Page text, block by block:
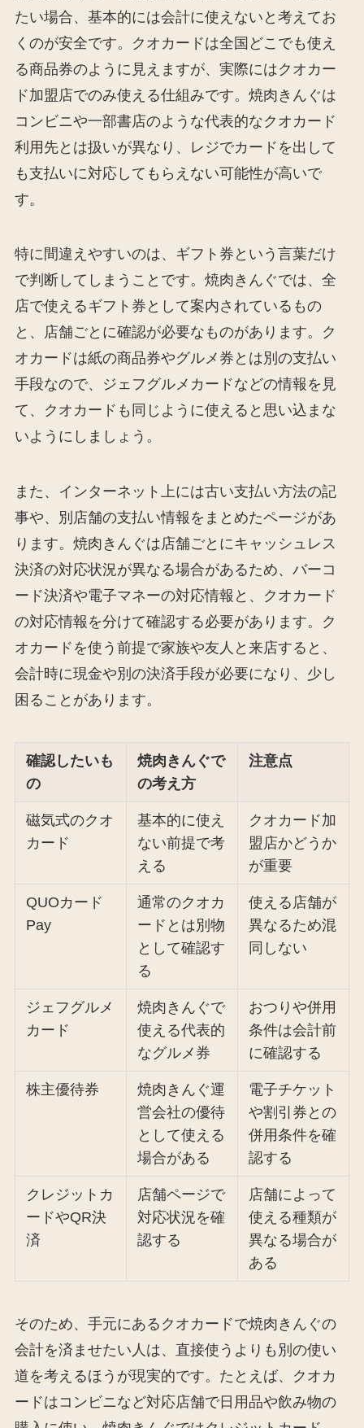
たい場合、基本的には会計に使えないと考えてお
くのが安全です。クオカードは全国どこでも使え
る商品券のように見えますが、実際にはクオカー
ド加盟店でのみ使える仕組みです。焼肉きんぐは
コンビニや一部書店のような代表的なクオカード
利用先とは扱いが異なり、レジでカードを出して
も支払いに対応してもらえない可能性が高いで
す。
特に間違えやすいのは、ギフト券という言葉だけ
で判断してしまうことです。焼肉きんぐでは、全
店で使えるギフト券として案内されているもの
と、店舗ごとに確認が必要なものがあります。ク
オカードは紙の商品券やグルメ券とは別の支払い
手段なので、ジェフグルメカードなどの情報を見
て、クオカードも同じように使えると思い込まな
いようにしましょう。
また、インターネット上には古い支払い方法の記
事や、別店舗の支払い情報をまとめたページがあ
ります。焼肉きんぐは店舗ごとにキャッシュレス
決済の対応状況が異なる場合があるため、バーコ
ード決済や電子マネーの対応情報と、クオカード
の対応情報を分けて確認する必要があります。ク
オカードを使う前提で家族や友人と来店すると、
会計時に現金や別の決済手段が必要になり、少し
困ることがあります。
確認したいも
の
焼肉きんぐで
の考え方
注意点
磁気式のクオ
カード
基本的に使え
ない前提で考
える
クオカード加
盟店かどうか
が重要
QUOカード
Pay
通常のクオカ
ードとは別物
として確認す
る
使える店舗が
異なるため混
同しない
ジェフグルメ
カード
焼肉きんぐで
使える代表的
なグルメ券
おつりや併用
条件は会計前
に確認する
株主優待券
焼肉きんぐ運
営会社の優待
として使える
場合がある
電子チケット
や割引券との
併用条件を確
認する
クレジットカ
ードやQR決
済
店舗ページで
対応状況を確
認する
店舗によって
使える種類が
異なる場合が
ある
そのため、手元にあるクオカードで焼肉きんぐの
会計を済ませたい人は、直接使うよりも別の使い
道を考えるほうが現実的です。たとえば、クオカ
ードはコンビニなど対応店舗で日用品や飲み物の